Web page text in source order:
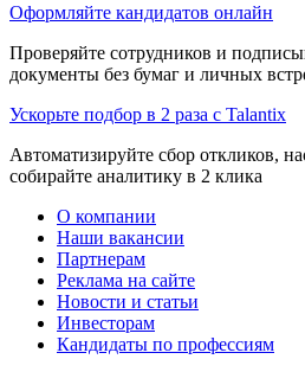
Оформляйте кандидатов онлайн
Проверяйте сотрудников и
документы без бумаг и личных
Ускорьте подбор в 2 раза с Talantix
Автоматизируйте сбор откликов,
собирайте аналитику в 2 клика
О компании
Наши вакансии
Партнерам
Реклама на сайте
Новости и статьи
Инвесторам
Кандидаты по профессиям